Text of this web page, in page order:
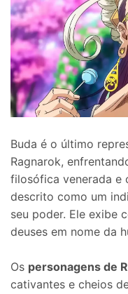
Buda é o último
Ragnarok,
filosófica venerada e
descrito como um
seu poder. Ele exibe
deuses em nome da
Os personagens de
cativantes e cheios